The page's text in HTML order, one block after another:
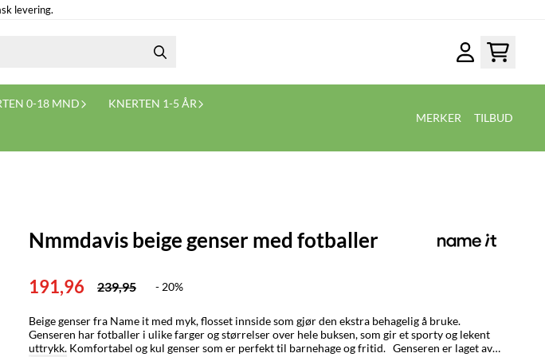
levering.
0-18 MND KNERTEN 1-5 ÅR
MERKER TILBUD
Nmmdavis beige genser med fotballer
191,96 239,95 - 20%
Beige genser fra Name it med myk, flosset innside som gjør den ekstra behagelig å bruke.
Genseren har fotballer i ulike farger og størrelser over hele buksen, som gir et sporty og lekent
uttrykk. Komfortabel og kul genser som er perfekt til barnehage og fritid. Genseren er laget av